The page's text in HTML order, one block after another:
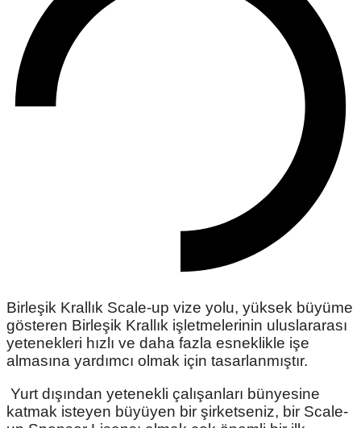
Birleşik Krallık Scale-up vize yolu, yüksek büyüme
gösteren Birleşik Krallık işletmelerinin uluslararası
yetenekleri hızlı ve daha fazla esneklikle işe
almasına yardımcı olmak için tasarlanmıştır.
Yurt dışından yetenekli çalışanları bünyesine
katmak isteyen büyüyen bir şirketseniz, bir Scale-